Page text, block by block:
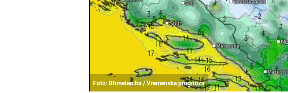
Foto: Bhmeteo.ba / Vremenska prognoza